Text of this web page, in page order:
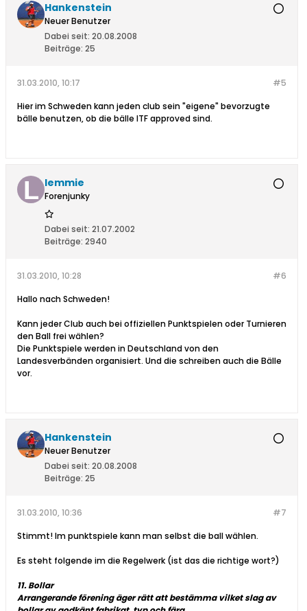
Hankenstein
Neuer Benutzer
Dabei seit: 20.08.2008
Beiträge: 25
#5
31.03.2010, 10:17
Hier im Schweden kann jeden club sein "eigene" bevorzugte
bälle benutzen, ob die bälle ITF approved sind.
lemmie
Forenjunky
Dabei seit: 21.07.2002
Beiträge: 2940
#6
31.03.2010, 10:28
Hallo nach Schweden!
Kann jeder Club auch bei offiziellen Punktspielen oder Turnieren
den Ball frei wählen?
Die Punktspiele werden in Deutschland von den
Landesverbänden organisiert. Und die schreiben auch die Bälle
vor.
Hankenstein
Neuer Benutzer
Dabei seit: 20.08.2008
Beiträge: 25
#7
31.03.2010, 10:36
Stimmt! Im punktspiele kann man selbst die ball wählen.
Es steht folgende im die Regelwerk (ist das die richtige wort?)
11. Bollar
Arrangerande förening äger rätt att bestämma vilket slag av